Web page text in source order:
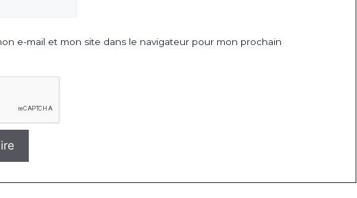
e-mail et mon site dans le navigateur pour mon prochain